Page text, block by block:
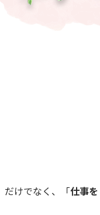
だけでなく、「仕事を